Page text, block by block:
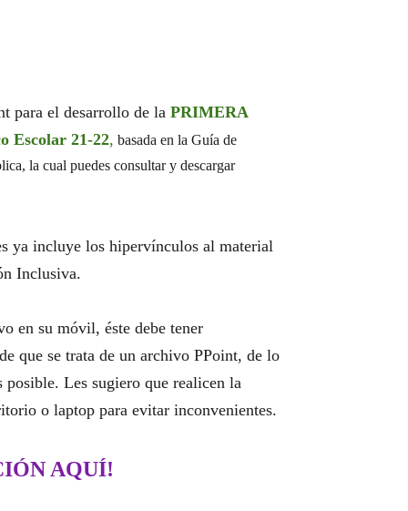
para el desarrollo de la PRIMERA
Escolar 21-22, basada en la Guía de
la cual puedes consultar y descargar
ya incluye los hipervínculos al material
Inclusiva.
en su móvil, éste debe tener
que se trata de un archivo PPoint, de lo
posible. Les sugiero que realicen la
o laptop para evitar inconvenientes.
AQUÍ!